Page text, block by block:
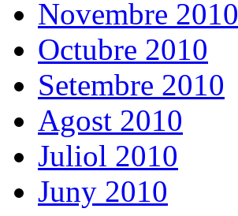
Novembre 2010
Octubre 2010
Setembre 2010
Agost 2010
Juliol 2010
Juny 2010